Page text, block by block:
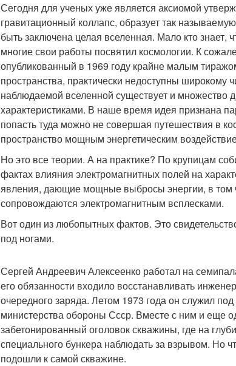
Сегодня для ученых уже является аксиомой
гравитационный коллапс, образует так
быть заключена целая вселенная. Мало кто
многие свои работы посвятил космологии. К
опубликованный в 1969 году крайне малым
пространства, практически недоступны широкому
наблюдаемой вселенной существует и множество
характеристиками. В наше время идея признана
попасть туда можно не совершая путешествия в
пространство мощным энергетическим
Но это все теории. А на практике? По крупицам
фактах влияния электромагнитных полей на
явления, дающие мощные выбросы энергии, в том
сопровождаются электромагнитным всплесками.
Вот один из любопытных фактов. Это
под ногами.
Сергей Андреевич Алексеенко работал на
его обязанности входило восстанавливать
очередного заряда. Летом 1973 года он служил
министерства обороны Ссср. Вместе с ним и еще
забетонированный оголовок скважины, где на
специального бункера наблюдать за взрывом. Но
подошли к самой скважине.